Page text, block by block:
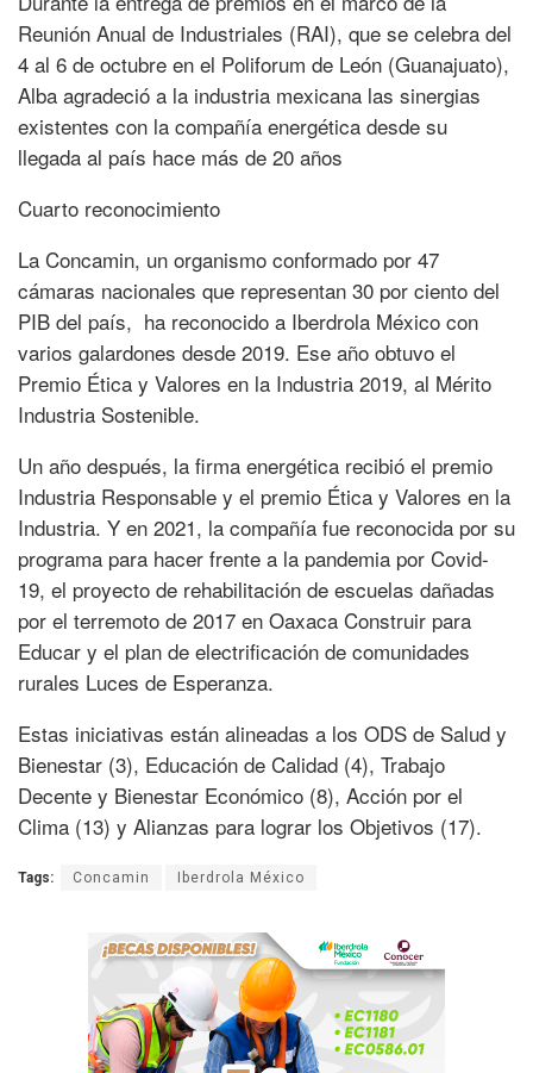
Reunión Anual de Industriales (RAI), que se celebra del
4 al 6 de octubre en el Poliforum de León (Guanajuato),
Alba agradeció a la industria mexicana las sinergias
existentes con la compañía energética desde su
llegada al país hace más de 20 años
Cuarto reconocimiento
La Concamin, un organismo conformado por 47
cámaras nacionales que representan 30 por ciento del
PIB del país, ha reconocido a Iberdrola México con
varios galardones desde 2019. Ese año obtuvo el
Premio Ética y Valores en la Industria 2019, al Mérito
Industria Sostenible.
Un año después, la firma energética recibió el premio
Industria Responsable y el premio Ética y Valores en la
Industria. Y en 2021, la compañía fue reconocida por su
programa para hacer frente a la pandemia por Covid-
19, el proyecto de rehabilitación de escuelas dañadas
por el terremoto de 2017 en Oaxaca Construir para
Educar y el plan de electrificación de comunidades
rurales Luces de Esperanza.
Estas iniciativas están alineadas a los ODS de Salud y
Bienestar (3), Educación de Calidad (4), Trabajo
Decente y Bienestar Económico (8), Acción por el
Clima (13) y Alianzas para lograr los Objetivos (17).
Tags: Concamin Iberdrola México